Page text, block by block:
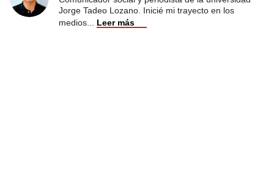
Jorge Tadeo Lozano. Inicié mi trayecto en los
medios
Leer más